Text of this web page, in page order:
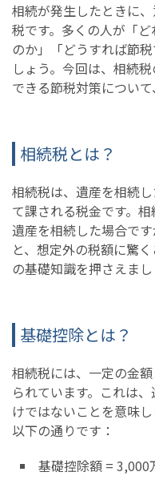
相続が発生したときに
税です。多くの人が「
のか」「どうすれば節
しょう。今回は、相続
できる節税対策につい
相続税とは？
相続税は、遺産を相続
て課される税金です。
遺産を相続した場合で
と、想定外の税額に驚
の基礎知識を押さえまし
基礎控除とは？
相続税には、一定の金
られています。これは
けではないことを意味
以下の通りです：
基礎控除額 =